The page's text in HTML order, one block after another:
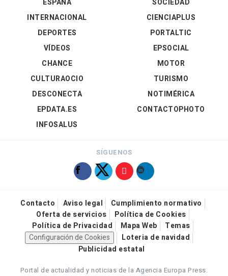
ESPAÑA
INTERNACIONAL
DEPORTES
VÍDEOS
SOCIEDAD
CIENCIAPLUS
PORTALTIC
EPSOCIAL
CHANCE
CULTURAOCIO
DESCONECTA
EPDATA.ES
INFOSALUS
MOTOR
TURISMO
NOTIMÉRICA
CONTACTOPHOTO
SÍGUENOS
Contacto Aviso legal
Cumplimiento normativo
Oferta de servicios
Política de Cookies
Política de Privacidad
Mapa Web
Temas
Configuración de Cookies
Loteria de navidad
Publicidad estatal
Portal de actualidad y noticias de la Agencia Europa Press.